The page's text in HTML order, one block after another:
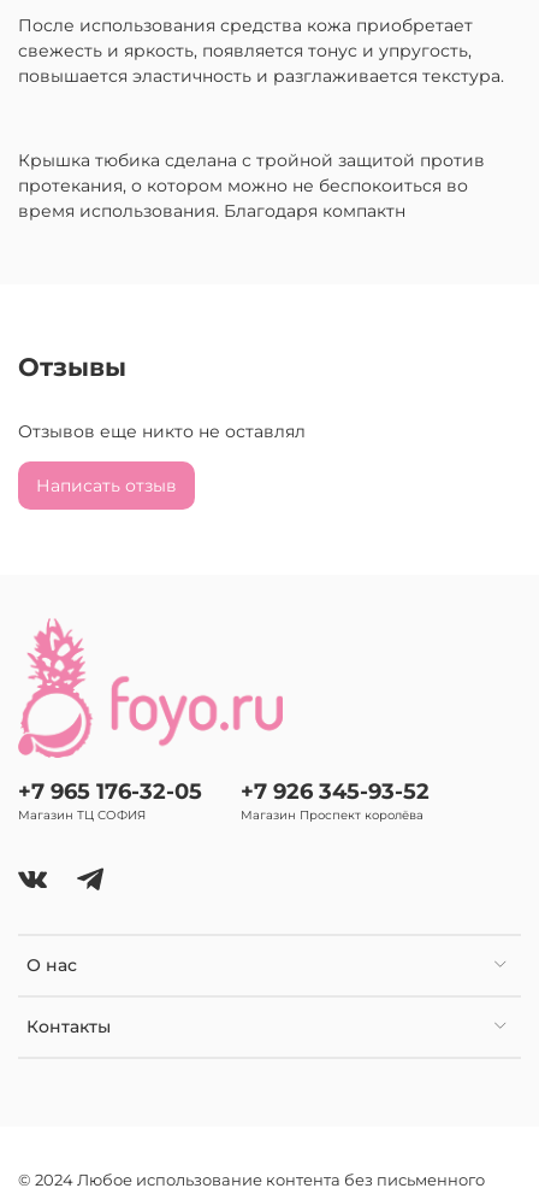
После использования средства кожа приобретает
свежесть и яркость, появляется тонус и упругость,
повышается эластичность и разглаживается текстура.
Крышка тюбика сделана с тройной защитой против
протекания, о котором можно не беспокоиться во
время использования. Благодаря компактн
Отзывы
Отзывов еще никто не оставлял
Написать отзыв
О нас
Контакты
+7 965 176-32-05
Магазин ТЦ СОФИЯ
+7 926 345-93-52
Магазин Проспект королёва
© 2024 Любое использование контента без письменного